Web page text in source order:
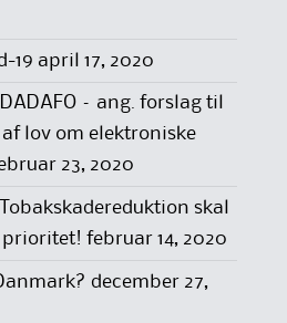
19 april 17, 2020
– ang. forslag til
lov om elektroniske
23, 2020
skal
februar 14, 2020
december 27,